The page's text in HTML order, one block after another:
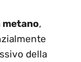
metano,
della